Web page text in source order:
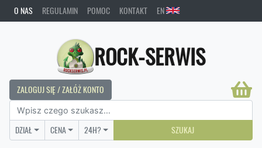
O NAS REGULAMIN POMOC KONTAKT EN
ROCK-SERWIS
ZALOGUJ SIĘ / ZAŁÓŻ KONTO
DZIAŁ CENA 24H? SZUKAJ